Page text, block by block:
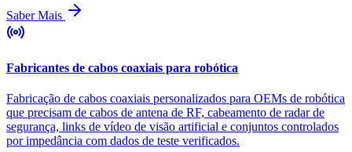
Saber Mais
Fabricantes de cabos coaxiais para robótica
Fabricação de cabos coaxiais personalizados para OEMs de robótica
que precisam de cabos de antena de RF, cabeamento de radar de
segurança, links de vídeo de visão artificial e conjuntos controlados
por impedância com dados de teste verificados.